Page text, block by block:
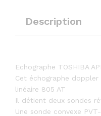
Description
Echographe TOSHIBA
Cet échographe
linéaire 805 AT
Il détient deux sondes
Une sonde convexe